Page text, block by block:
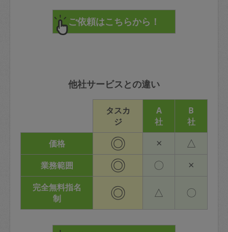
他社サービスとの違い
タスカ
ジ
A
社
B
社
価格
◎ × △
業務範囲 ◎ 〇 ×
完全無料指名
制
◎ △ 〇